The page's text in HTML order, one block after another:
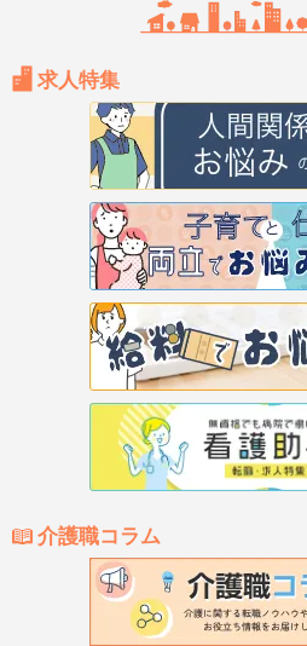
求人特集
介護職コラム